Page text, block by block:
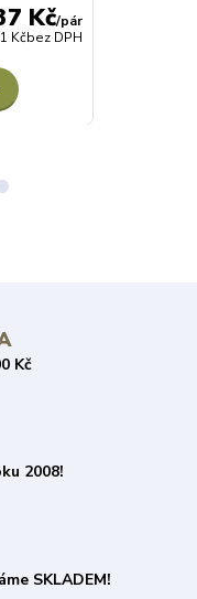
Kč/pár
Kčbez DPH
Kč
2008!
SKLADEM!